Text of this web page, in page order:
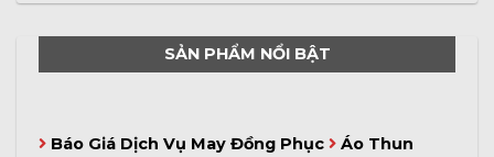
SẢN PHẨM NỔI BẬT
Báo Giá Dịch Vụ May Đồng Phục
Áo Thun